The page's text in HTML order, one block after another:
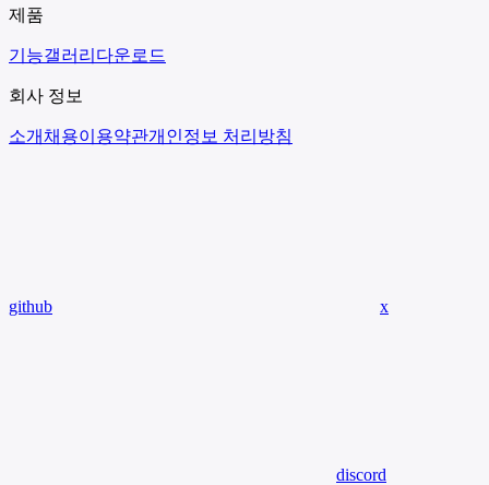
제품
기능갤러리 다운로드
회사 정보
소개 채용이용약관개인정보 처리방침
github x
discord